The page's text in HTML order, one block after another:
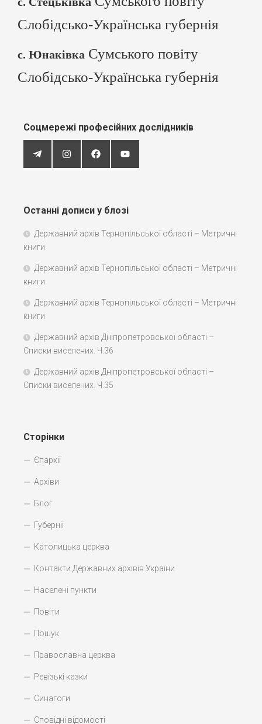
Слобідсько-Українська губернія
с. Юнаківка Сумського повіту
Слобідсько-Українська губернія
Соцмережі професійних дослідників
Останні дописи у блозі
Державний архів Тернопільської області – Метричні
книги
Державний архів Тернопільської області – Метричні
книги
Державний архів Тернопільської області – Метричні
книги
Державний архів Дніпропетровської області –
Списки виселених. Ч.36
Державний архів Дніпропетровської області –
Списки виселених. Ч.35
Сторінки
Єпархії
Архіви
Блог
Губернії
Католицька церква
Контакти Державних архівів України
Населені пункти
Повіти
Пошук
Православна церква
Ревізькі казки
Синагоги
Сповідні відомості